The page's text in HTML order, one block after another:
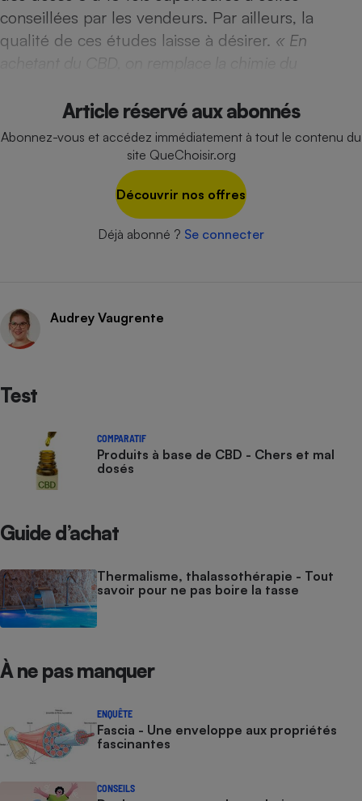
conseillées par les vendeurs. Par ailleurs, la
qualité de ces études laisse à désirer. « En
achetant du CBD, on remplace la chimie du
Article réservé aux abonnés
Abonnez-vous et accédez immédiatement à tout le contenu du
site QueChoisir.org
Découvrir nos offres
Déjà abonné ? Se connecter
Audrey Vaugrente
Test
COMPARATIF
Produits à base de CBD - Chers et mal
dosés
Guide d’achat
Thermalisme, thalassothérapie - Tout
savoir pour ne pas boire la tasse
À ne pas manquer
ENQUÊTE
Fascia - Une enveloppe aux propriétés
fascinantes
CONSEILS
Cafetière à expressos